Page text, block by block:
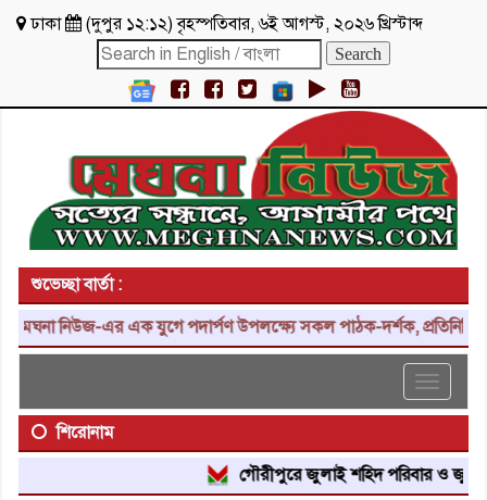
ঢাকা (দুপুর ১২:১২)বৃহস্পতিবার,৬ই আগস্ট, ২০২৬ খ্রিস্টাব্দ
শুভেচ্ছা বার্তা :
নিউজ-এর এক যুগে পদার্পণ উপলক্ষ্যে সকল পাঠক-দর্শক, প্রতিনিধি,
Toggle
শিরোনাম
গৌরীপুরে জুলাই শহিদ পরিবার ও জুলাই